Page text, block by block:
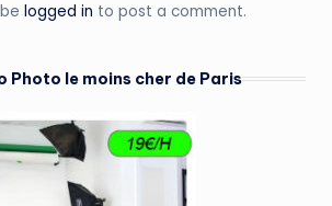
logged in to post a comment.
Photo le moins cher de Paris